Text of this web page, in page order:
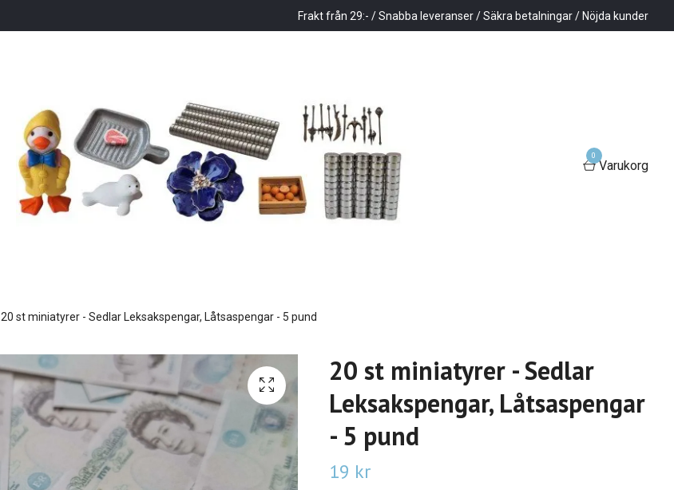
Frakt från 29:- / Snabba leveranser / Säkra betalningar / Nöjda kunder
0
Varukorg
20 st miniatyrer - Sedlar Leksakspengar, Låtsaspengar - 5 pund
20 st miniatyrer - Sedlar
Leksakspengar, Låtsaspengar
- 5 pund
19 kr